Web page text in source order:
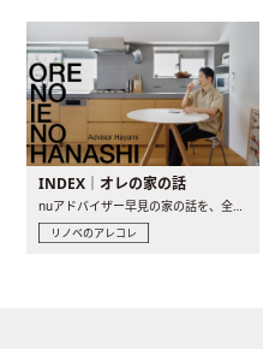
INDEX｜オレの家の話
リノベのアレコレ